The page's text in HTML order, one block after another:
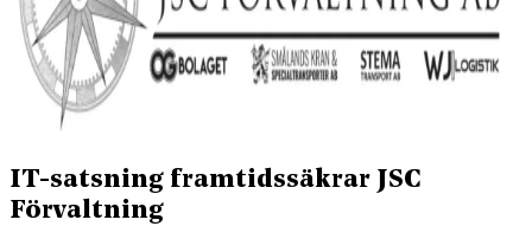
IT-satsning framtidssäkrar JSC
Förvaltning